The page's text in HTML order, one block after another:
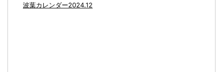
波葉カレンダー2024.12